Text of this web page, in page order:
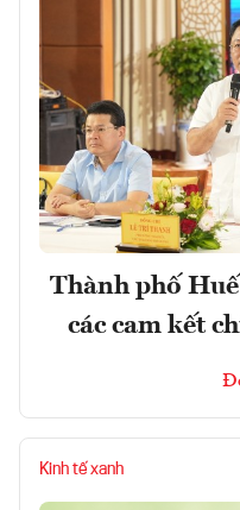
Thành phố
các cam kết
Kinh tế xanh